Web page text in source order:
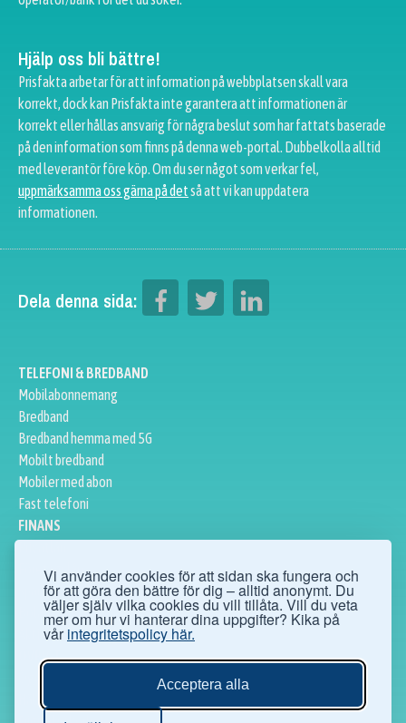
Vi använder cookies för att sidan ska fungera och
för att göra den bättre för dig – alltid anonymt. Du
väljer själv vilka cookies du vill tillåta. Vill du veta
mer om hur vi hanterar dina uppgifter? Kika på
vår integritetspolicy här.
Acceptera alla
Hjälp oss bli bättre!
Prisfakta arbetar för att information på webbplatsen skall vara
korrekt, dock kan Prisfakta inte garantera att informationen är
korrekt eller hållas ansvarig för några beslut som har fattats baserade
på den information som finns på denna web-portal. Dubbelkolla alltid
med leverantör före köp. Om du ser något som verkar fel,
uppmärksamma oss gärna på detså att vi kan uppdatera
informationen.
Dela denna sida:
TELEFONI & BREDBAND
Mobilabonnemang
Bredband
Bredband hemma med 5G
Mobilt bredband
Mobiler med abon
Fast telefoni
FINANS
Företagslån
Sparkonto
Bolån
Aktier
ÖVRIGT
Hälsofakta